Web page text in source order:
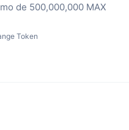
de 500,000,000 MAX
Token